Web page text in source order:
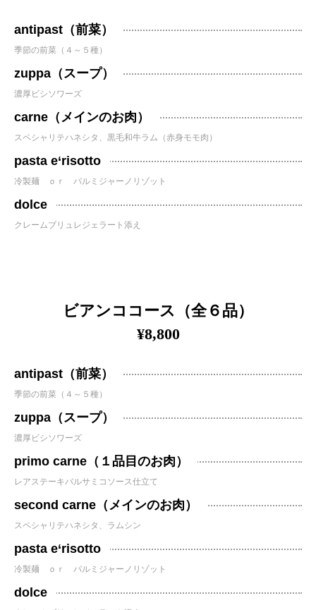
antipast（前菜）
季節の前菜（４～５種）
zuppa（スープ）
濃厚ビシソワーズ
carne（メインのお肉）
スペシャリテハネシタ、黒毛和牛ラム（赤身モモ肉）
pasta e‘risotto
冷製麺 ｏｒ パルミジャーノリゾット
dolce
クレームブリュレジェラート添え
ビアンココース（全６品）
¥8,800
antipast（前菜）
季節の前菜（４～５種）
zuppa（スープ）
濃厚ビシソワーズ
primo carne（１品目のお肉）
レアステーキバルサミコソース仕立て
second carne（メインのお肉）
スペシャリテハネシタ、ラムシン
pasta e‘risotto
冷製麺 ｏｒ パルミジャーノリゾット
dolce